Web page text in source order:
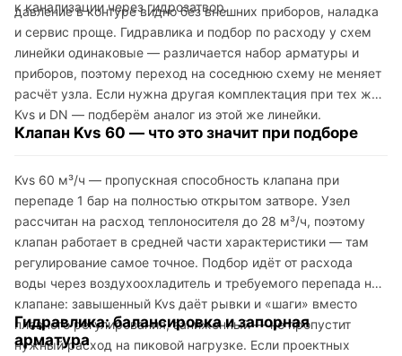
к канализации через гидрозатвор.
давление в контуре видно без внешних приборов, наладка
и сервис проще. Гидравлика и подбор по расходу у схем
линейки одинаковые — различается набор арматуры и
приборов, поэтому переход на соседнюю схему не меняет
расчёт узла. Если нужна другая комплектация при тех же
Kvs и DN — подберём аналог из этой же линейки.
Клапан Kvs 60 — что это значит при подборе
Kvs 60 м³/ч — пропускная способность клапана при
перепаде 1 бар на полностью открытом затворе. Узел
рассчитан на расход теплоносителя до 28 м³/ч, поэтому
клапан работает в средней части характеристики — там
регулирование самое точное. Подбор идёт от расхода
воды через воздухоохладитель и требуемого перепада на
клапане: завышенный Kvs даёт рывки и «шаги» вместо
плавного регулирования, заниженный — не пропустит
нужный расход на пиковой нагрузке. Если проектных
Гидравлика: балансировка и запорная
арматура